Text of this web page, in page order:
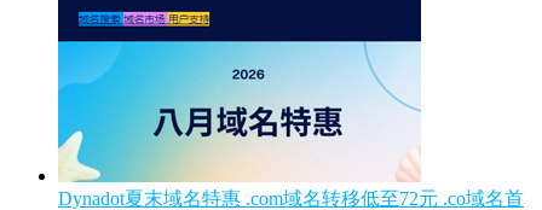
Dynadot夏末域名特惠 .com域名转移低至72元 .co域名首